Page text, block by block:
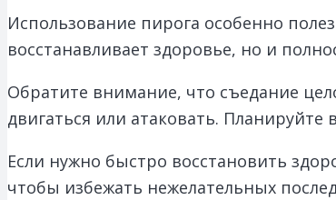
Использование пирога особенно
восстанавливает здоровье, но и
Обратите внимание, что съедание
двигаться или атаковать.
Если нужно быстро восстановить
чтобы избежать нежелательных